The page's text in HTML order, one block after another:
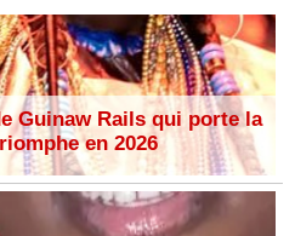
Guinaw Rails qui porte la
en 2026